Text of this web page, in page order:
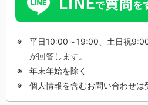
平日10:00～19:00、土日祝
が回答します。
年末年始を除く
個人情報を含むお問い合わせは